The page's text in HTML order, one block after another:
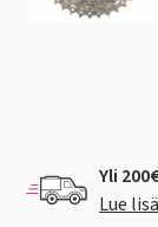
Yli
Lue